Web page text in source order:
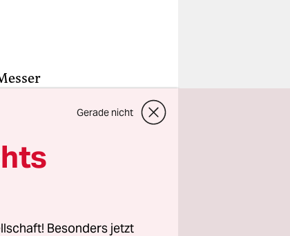
Jahr
Gerade nicht
Besonders jetzt